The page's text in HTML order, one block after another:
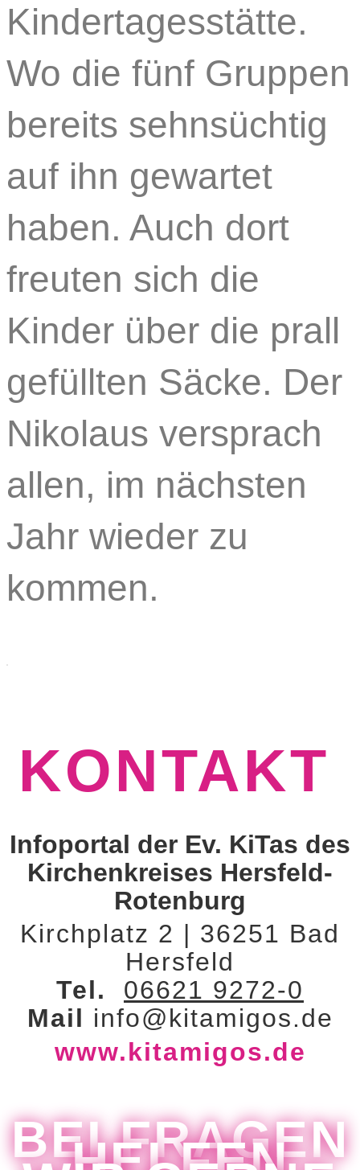
Kindertagesstätte.
Wo die fünf Gruppen
bereits sehnsüchtig
auf ihn gewartet
haben. Auch dort
freuten sich die
Kinder über die prall
gefüllten Säcke. Der
Nikolaus versprach
allen, im nächsten
Jahr wieder zu
kommen.
KONTAKT
Infoportal der Ev. KiTas des
Kirchenkreises Hersfeld-
Rotenburg
Kirchplatz 2 | 36251 Bad
Hersfeld
Tel. 06621 9272-0
Mail info@kitamigos.de
www.kitamigos.de
BEI FRAGEN